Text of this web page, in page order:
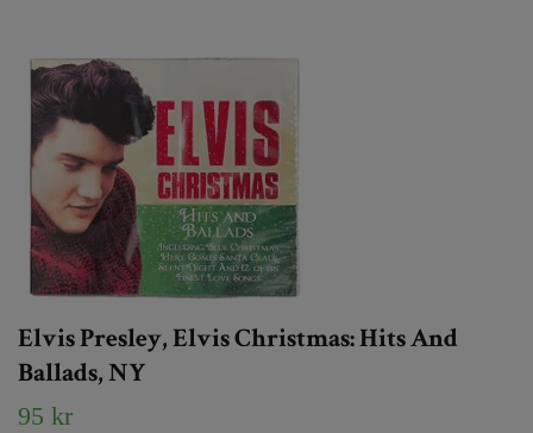
Elvis Presley, Elvis Christmas: Hits And
Ballads, NY
95 kr